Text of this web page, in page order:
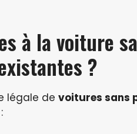
à la voiture
?
légale de voitures sans